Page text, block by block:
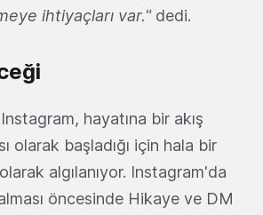
ihtiyaçları var." dedi.
hayatına bir akış
olarak başladığı için hala bir
algılanıyor. Instagram'da
öncesinde Hikaye ve DM